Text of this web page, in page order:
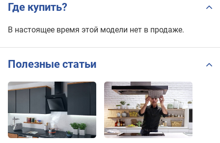
Где купить?
В настоящее время этой модели нет в продаже.
Полезные статьи